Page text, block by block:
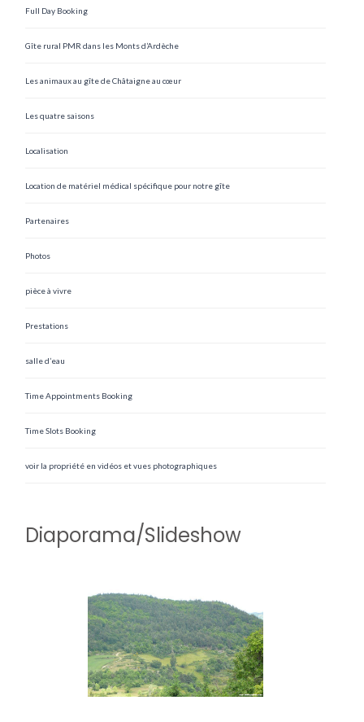
Full Day Booking
Gîte rural PMR dans les Monts d’Ardèche
Les animaux au gîte de Châtaigne au cœur
Les quatre saisons
Localisation
Location de matériel médical spécifique pour notre gîte
Partenaires
Photos
pièce à vivre
Prestations
salle d’eau
Time Appointments Booking
Time Slots Booking
voir la propriété en vidéos et vues photographiques
Diaporama/Slideshow